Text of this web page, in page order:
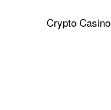
Crypto Casino